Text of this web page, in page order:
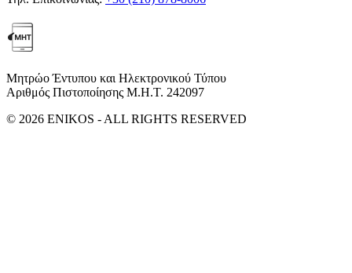
Μητρώο Έντυπου και Ηλεκτρονικού Τύπου
Αριθμός Πιστοποίησης Μ.Η.Τ. 242097
© 2026 ENIKOS - ALL RIGHTS RESERVED